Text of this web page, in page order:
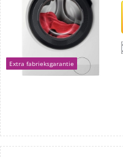
Extra fabrieksgarantie